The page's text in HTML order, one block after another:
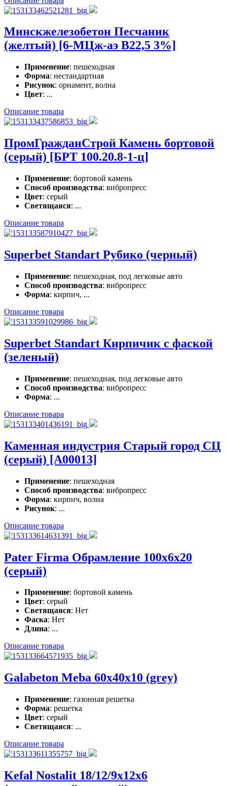
Минскжелезобетон Песчаник
(желтый) [6-МЦж-аэ В22,5 3%]
Применение: пешеходная
Форма: нестандартная
Рисунок: орнамент, волна
Цвет: ...
Описание товара
ПромГражданСтрой Камень бортовой
(серый) [БРТ 100.20.8-1-ц]
Применение: бортовой камень
Способ производства: вибропресс
Цвет: серый
Светящаяся: ...
Описание товара
Superbet Standart Рубико (черный)
Применение: пешеходная, под легковые авто
Способ производства: вибропресс
Форма: кирпич, ...
Описание товара
Superbet Standart Кирпичик с фаской
(зеленый)
Применение: пешеходная, под легковые авто
Способ производства: вибропресс
Форма: ...
Описание товара
Каменная индустрия Старый город СЦ
(серый) [A00013]
Применение: пешеходная
Способ производства: вибропресс
Форма: кирпич, волна
Рисунок: ...
Описание товара
Pater Firma Обрамление 100x6x20
(серый)
Применение: бортовой камень
Цвет: серый
Светящаяся: Нет
Фаска: Нет
Длина: ...
Описание товара
Galabeton Meba 60x40x10 (grey)
Применение: газонная решетка
Форма: решетка
Цвет: серый
Светящаяся: ...
Описание товара
Kefal Nostalit 18/12/9x12x6